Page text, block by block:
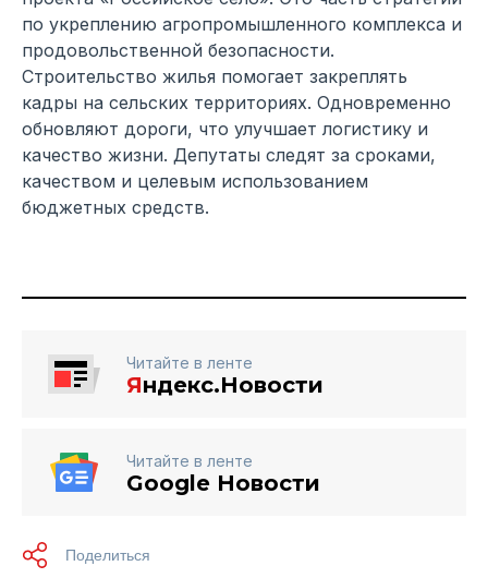
по укреплению агропромышленного комплекса и
продовольственной безопасности.
Строительство жилья помогает закреплять
кадры на сельских территориях. Одновременно
обновляют дороги, что улучшает логистику и
качество жизни. Депутаты следят за сроками,
качеством и целевым использованием
бюджетных средств.
Читайте в ленте
Яндекс.Новости
Читайте в ленте
Google Новости